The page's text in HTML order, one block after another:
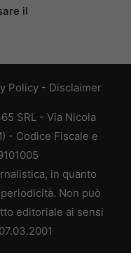
il
Policy - Disclaimer
SRL - Via Nicola
- Codice Fiscale e
in quanto
Non può
editoriale ai sensi